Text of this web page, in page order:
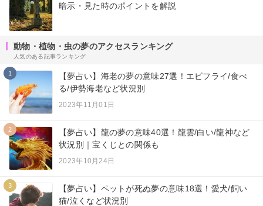
暗示・見た時のポイントを解説
動物・植物・虫の夢のアクセスランキング
人気のある記事ランキング
1
【夢占い】海老の夢の意味27選！エビフライ/食べ
る/伊勢海老など状況別
2023年11月01日
2
【夢占い】龍の夢の意味40選！龍雲/白い/龍神など
状況別｜宝くじとの関係も
2023年10月24日
3
【夢占い】ペットが死ぬ夢の意味18選！愛犬/飼い
猫/泣くなど状況別